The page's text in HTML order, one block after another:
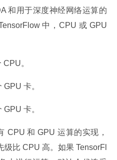
和用于深度神经网络运算的
中，CPU 或 GPU
。
卡。
卡。
CPU 和 GPU 运算的实现，
比 CPU 高。如果 TensorFl